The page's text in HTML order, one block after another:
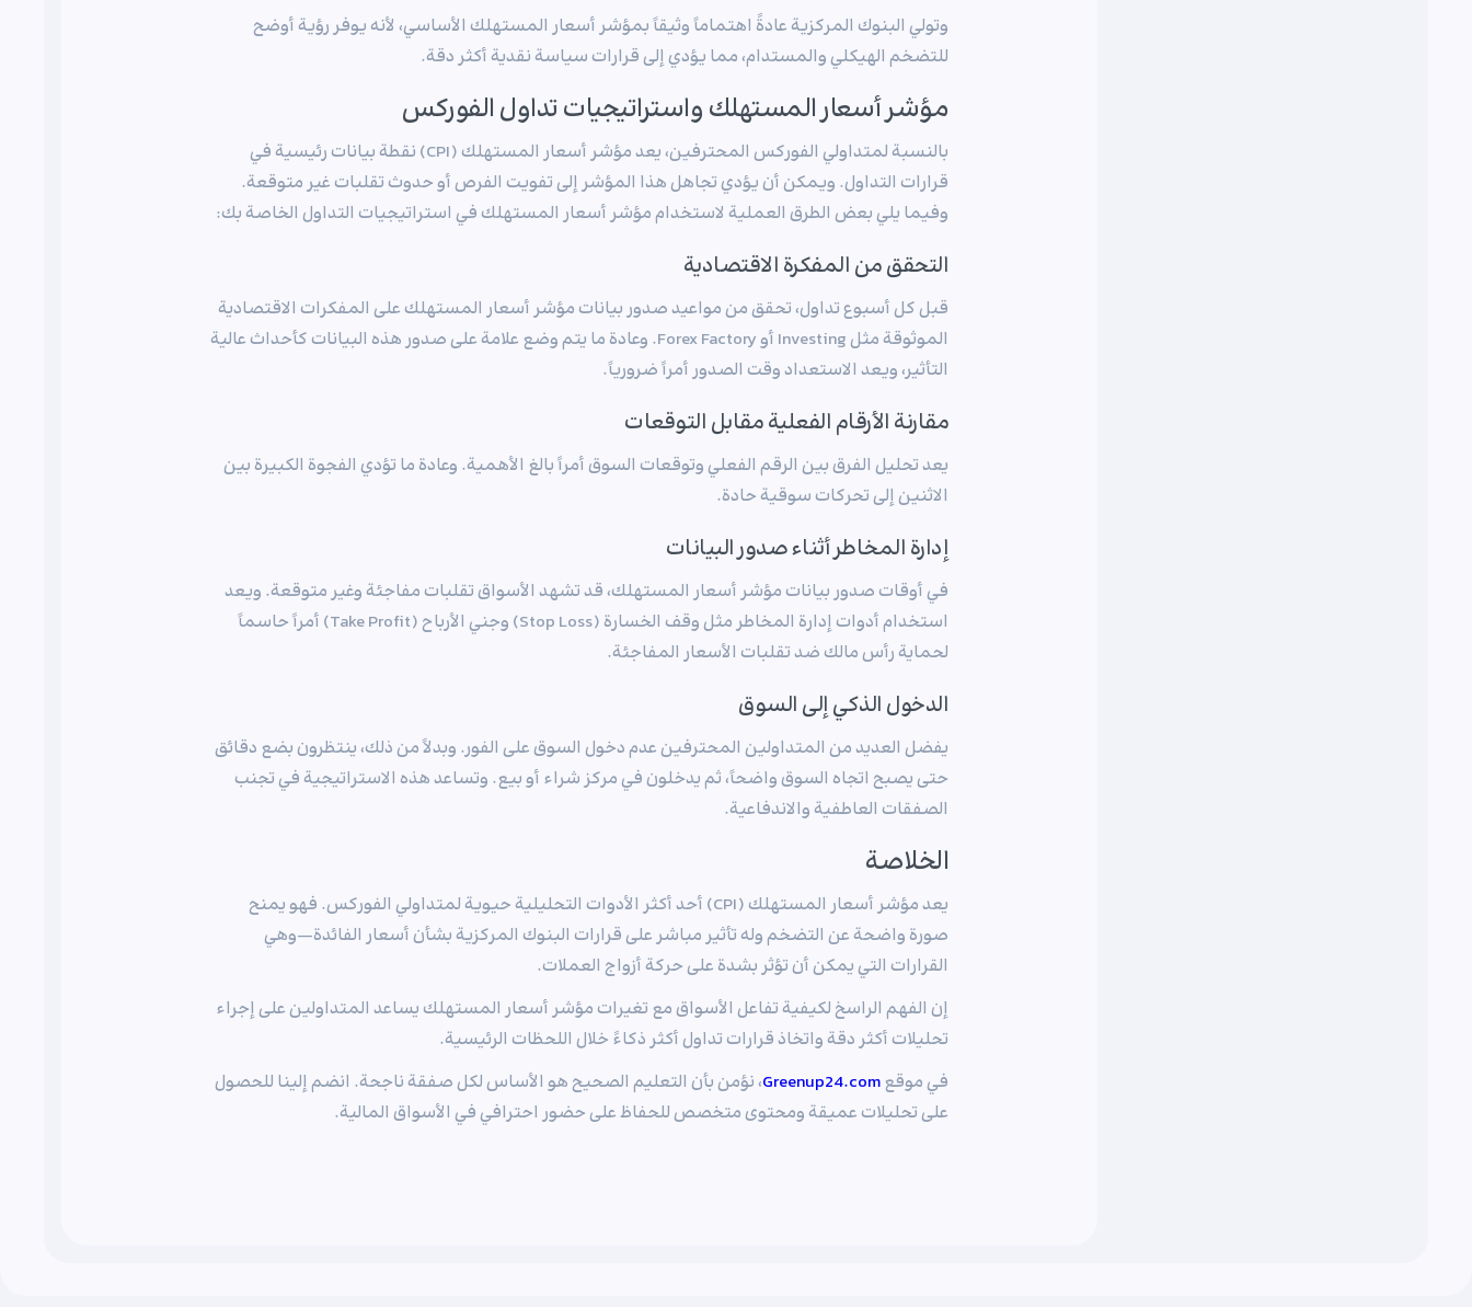
وتولي البنوك المركزية عادةً اهتماماً وثيقاً بمؤشر أسعار المستهلك الأساسي، لأنه يوفر رؤية أوضح
للتضخم الهيكلي والمستدام، مما يؤدي إلى قرارات سياسة نقدية أكثر دقة.
مؤشر أسعار المستهلك واستراتيجيات تداول الفوركس
بالنسبة لمتداولي الفوركس المحترفين، يعد مؤشر أسعار المستهلك (CPI) نقطة بيانات رئيسية في
قرارات التداول. ويمكن أن يؤدي تجاهل هذا المؤشر إلى تفويت الفرص أو حدوث تقلبات غير متوقعة.
وفيما يلي بعض الطرق العملية لاستخدام مؤشر أسعار المستهلك في استراتيجيات التداول الخاصة بك:
التحقق من المفكرة الاقتصادية
قبل كل أسبوع تداول، تحقق من مواعيد صدور بيانات مؤشر أسعار المستهلك على المفكرات الاقتصادية
الموثوقة مثل Investing أو Forex Factory. وعادة ما يتم وضع علامة على صدور هذه البيانات كأحداث عالية
التأثير، ويعد الاستعداد وقت الصدور أمراً ضرورياً.
مقارنة الأرقام الفعلية مقابل التوقعات
يعد تحليل الفرق بين الرقم الفعلي وتوقعات السوق أمراً بالغ الأهمية. وعادة ما تؤدي الفجوة الكبيرة بين
الاثنين إلى تحركات سوقية حادة.
إدارة المخاطر أثناء صدور البيانات
في أوقات صدور بيانات مؤشر أسعار المستهلك، قد تشهد الأسواق تقلبات مفاجئة وغير متوقعة. ويعد
استخدام أدوات إدارة المخاطر مثل وقف الخسارة (Stop Loss) وجني الأرباح (Take Profit) أمراً حاسماً
لحماية رأس مالك ضد تقلبات الأسعار المفاجئة.
الدخول الذكي إلى السوق
يفضل العديد من المتداولين المحترفين عدم دخول السوق على الفور. وبدلاً من ذلك، ينتظرون بضع دقائق
حتى يصبح اتجاه السوق واضحاً، ثم يدخلون في مركز شراء أو بيع. وتساعد هذه الاستراتيجية في تجنب
الصفقات العاطفية والاندفاعية.
الخلاصة
يعد مؤشر أسعار المستهلك (CPI) أحد أكثر الأدوات التحليلية حيوية لمتداولي الفوركس. فهو يمنح
صورة واضحة عن التضخم وله تأثير مباشر على قرارات البنوك المركزية بشأن أسعار الفائدة—وهي
القرارات التي يمكن أن تؤثر بشدة على حركة أزواج العملات.
إن الفهم الراسخ لكيفية تفاعل الأسواق مع تغيرات مؤشر أسعار المستهلك يساعد المتداولين على إجراء
تحليلات أكثر دقة واتخاذ قرارات تداول أكثر ذكاءً خلال اللحظات الرئيسية.
في موقعGreenup24.com، نؤمن بأن التعليم الصحيح هو الأساس لكل صفقة ناجحة. انضم إلينا للحصول
على تحليلات عميقة ومحتوى متخصص للحفاظ على حضور احترافي في الأسواق المالية.